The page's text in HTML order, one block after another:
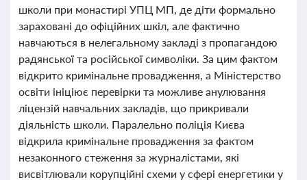
школи при монастирі УПЦ МП, де діти формально
зараховані до офіційних шкіл, але фактично
навчаються в нелегальному закладі з пропагандою
радянської та російської символіки. За цим фактом
відкрито кримінальне провадження, а Міністерство
освіти ініціює перевірки та можливе анулювання
ліцензій навчальних закладів, що прикривали
діяльність школи. Паралельно поліція Києва
відкрила кримінальне провадження за фактом
незаконного стеження за журналістами, які
висвітлювали корупційні схеми у сфері енергетики у